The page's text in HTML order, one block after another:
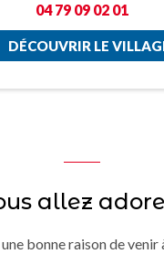
04 79 09 02 01
DÉCOUVRIR LE
allez
bonne raison de